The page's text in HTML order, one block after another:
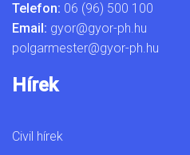
Telefon: 06 (96) 500 100
Email: gyor@gyor-ph.hu
polgarmester@gyor-ph.hu
Hírek
Civil hírek